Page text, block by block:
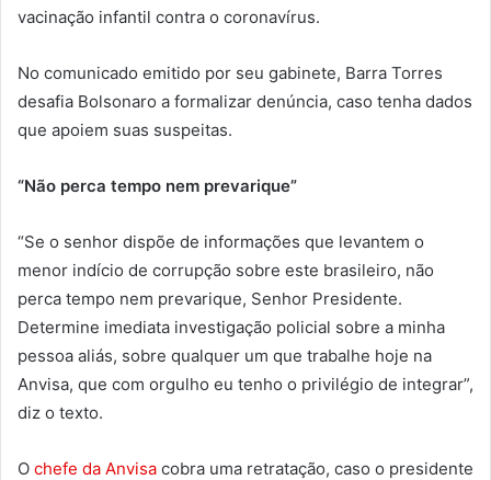
vacinação infantil contra o coronavírus.
No comunicado emitido por seu gabinete, Barra Torres
desafia Bolsonaro a formalizar denúncia, caso tenha dados
que apoiem suas suspeitas.
“Não perca tempo nem prevarique”
“Se o senhor dispõe de informações que levantem o
menor indício de corrupção sobre este brasileiro, não
perca tempo nem prevarique, Senhor Presidente.
Determine imediata investigação policial sobre a minha
pessoa aliás, sobre qualquer um que trabalhe hoje na
Anvisa, que com orgulho eu tenho o privilégio de integrar”,
diz o texto.
O chefe da Anvisa cobra uma retratação, caso o presidente